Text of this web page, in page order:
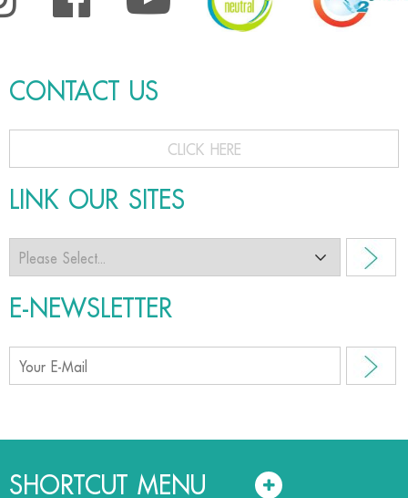
CONTACT US
CLICK HERE
LINK OUR SITES
E-NEWSLETTER
SHORTCUT MENU